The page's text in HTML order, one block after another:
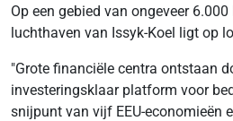
Op een gebied van ongeveer
luchthaven van Issyk-Koel ligt op
"Grote financiële centra ontstaan
investeringsklaar platform voor
snijpunt van vijf EEU-economieën